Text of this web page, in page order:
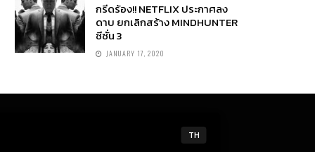
กรีดร้อง!! NETFLIX ประกาศลง
ดาบ ยกเลิกสร้าง MINDHUNTER
ซีซั่น 3
JANUARY 17, 2020
TH